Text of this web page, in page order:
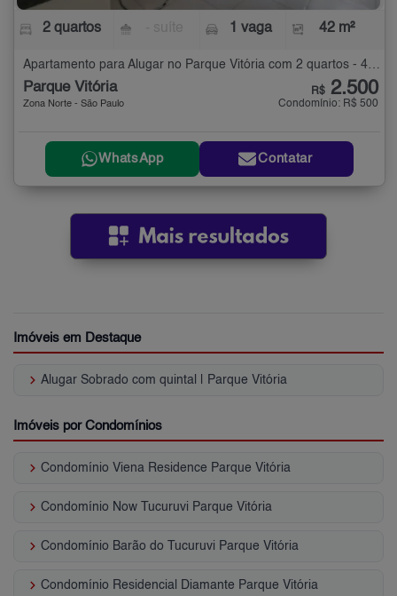
2 quartos 1 vaga 42 m²
Parque Vitória
Zona Norte - São Paulo
R$ 2.500
Condomínio: R$ 500
WhatsApp Contatar
Imóveis em Destaque
keyboard_arrow_right Alugar Sobrado com quintal | Parque Vitória
Imóveis por Condomínios
keyboard_arrow_right Condomínio Viena Residence Parque Vitória
keyboard_arrow_right Condomínio Now Tucuruvi Parque Vitória
keyboard_arrow_right Condomínio Barão do Tucuruvi Parque Vitória
keyboard_arrow_right Condomínio Residencial Diamante Parque Vitória